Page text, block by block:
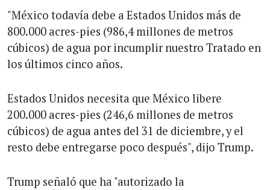
"México todavía debe a Estados Unidos más de
800.000 acres-pies (986,4 millones de metros
cúbicos) de agua por incumplir nuestro Tratado en
los últimos cinco años.
Estados Unidos necesita que México libere
200.000 acres-pies (246,6 millones de metros
cúbicos) de agua antes del 31 de diciembre, y el
resto debe entregarse poco después", dijo Trump.
Trump señaló que ha "autorizado la